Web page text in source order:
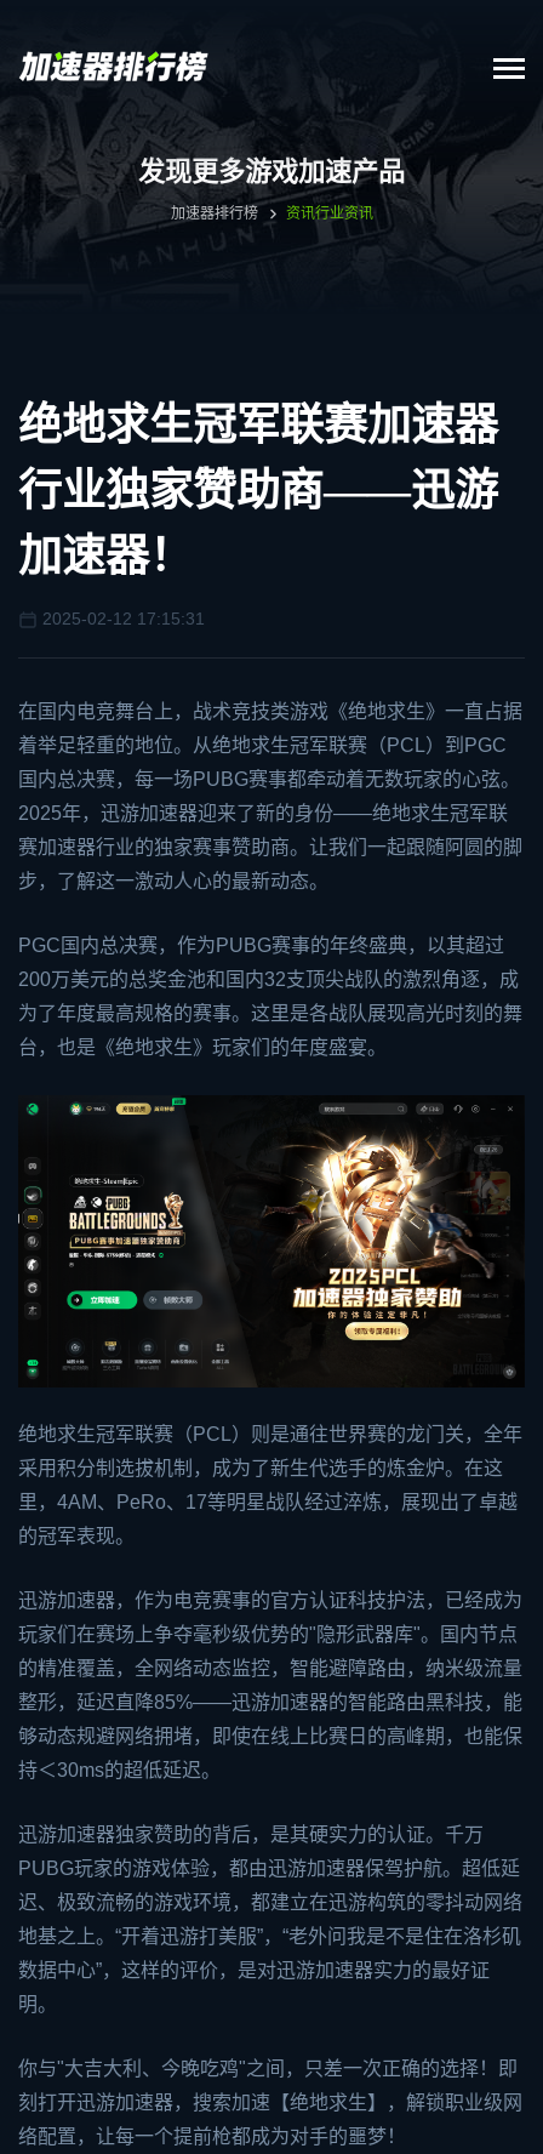
发现更多游戏加速产品
加速器排行榜 资讯行业资讯
绝地求生冠军联赛加速器
行业独家赞助商——迅游
加速器！
2025-02-12 17:15:31
在国内电竞舞台上，战术竞技类游戏《绝地求生》一直占据
着举足轻重的地位。从绝地求生冠军联赛（PCL）到PGC
国内总决赛，每一场PUBG赛事都牵动着无数玩家的心弦。
2025年， 迅游加速器迎来了新的身份——绝地求生冠军联
赛加速器行业的独家赛事赞助商。让我们一起跟随阿圆的脚
步，了解这一激动人心的最新动态。
PGC国内总决赛，作为PUBG赛事的年终盛典，以其超过
200万美元的总奖金池和国内32支顶尖战队的激烈角逐，成
为了年度最高规格的赛事。这里是各战队展现高光时刻的舞
台，也是《绝地求生》玩家们的年度盛宴。
绝地求生冠军联赛（PCL）则是通往世界赛的龙门关，全年
采用积分制选拔机制，成为了新生代选手的炼金炉。在这
里，4AM、PeRo、17等明星战队经过淬炼，展现出了卓越
的冠军表现。
迅游加速器，作为电竞赛事的官方认证科技护法，已经成为
玩家们在赛场上争夺毫秒级优势的"隐形武器库"。国内节点
的精准覆盖，全网络动态监控，智能避障路由，纳米级流量
整形，延迟直降85%——迅游加速器的智能路由黑科技，能
够动态规避网络拥堵，即使在线上比赛日的高峰期，也能保
持＜30ms的超低延迟。
迅游加速器独家赞助的背后，是其硬实力的认证。千万
PUBG玩家的游戏体验，都由迅游加速器保驾护航。超低延
迟、极致流畅的游戏环境，都建立在迅游构筑的零抖动网络
地基之上。“开着迅游打美服”，“老外问我是不是住在洛杉矶
数据中心”，这样的评价，是对迅游加速器实力的最好证
明。
你与"大吉大利、今晚吃鸡"之间，只差一次正确的选择！即
刻打开迅游加速器，搜索加速【绝地求生】，解锁职业级网
络配置，让每一个提前枪都成为对手的噩梦！